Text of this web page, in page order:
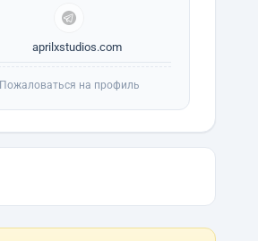
aprilxstudios.com
Пожаловаться на профиль